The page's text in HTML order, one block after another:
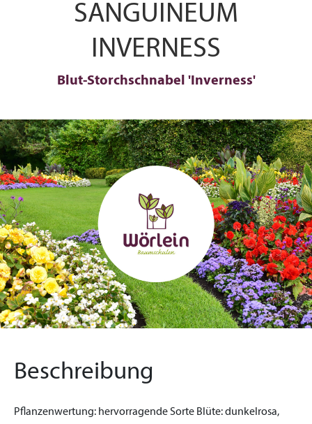
SANGUINEUM
INVERNESS
Blut-Storchschnabel 'Inverness'
Beschreibung
Pflanzenwertung: hervorragende Sorte Blüte:dunkelrosa,